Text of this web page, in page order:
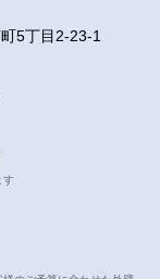
5丁目2-23-1
す